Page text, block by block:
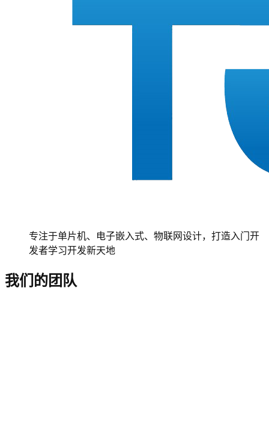
专注于单片机、电子嵌入式、物联网设计，打造入门开
发者学习开发新天地
我们的团队